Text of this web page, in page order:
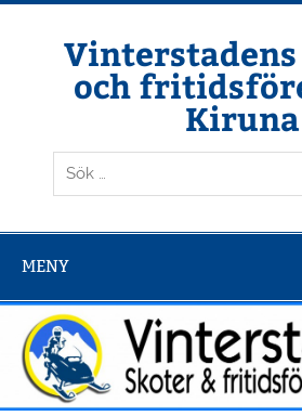
Hoppa
och
Kiruna
Din ljuslykta i vintermörkret
MENY